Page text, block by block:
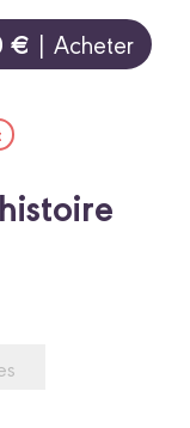
€ | Acheter